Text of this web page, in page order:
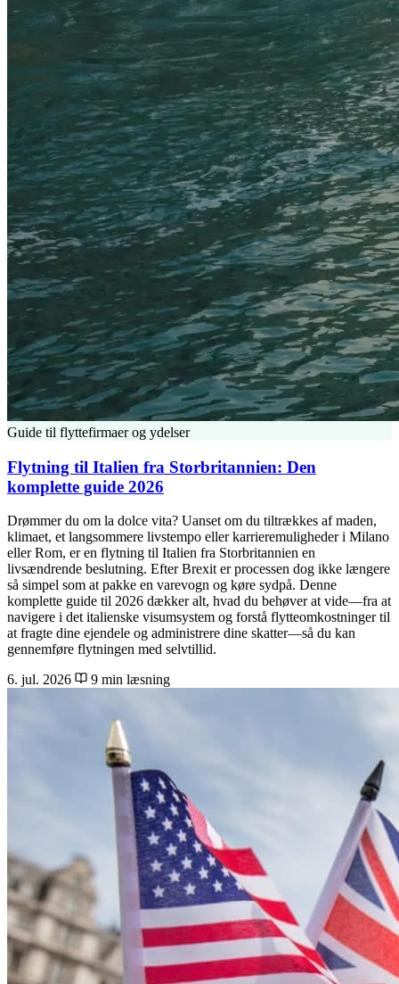
Guide til flyttefirmaer og ydelser
Flytning til Italien fra Storbritannien: Den
komplette guide 2026
Drømmer du om la dolce vita? Uanset om du tiltrækkes af maden,
klimaet, et langsommere livstempo eller karrieremuligheder i Milano
eller Rom, er en flytning til Italien fra Storbritannien en
livsændrende beslutning. Efter Brexit er processen dog ikke længere
så simpel som at pakke en varevogn og køre sydpå. Denne
komplette guide til 2026 dækker alt, hvad du behøver at vide—fra at
navigere i det italienske visumsystem og forstå flytteomkostninger til
at fragte dine ejendele og administrere dine skatter—så du kan
gennemføre flytningen med selvtillid.
6. jul. 2026
9 min læsning